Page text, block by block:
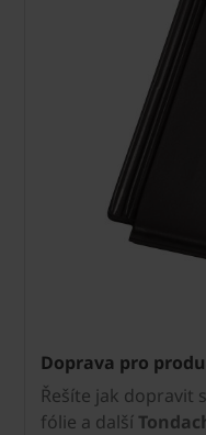
Doprava pro
Řešíte jak dopravit
fólie a další